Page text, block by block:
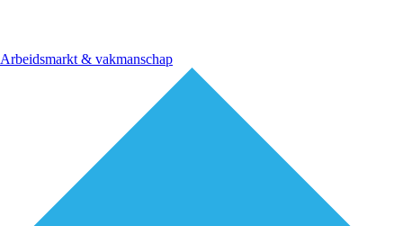
Arbeidsmarkt & vakmanschap